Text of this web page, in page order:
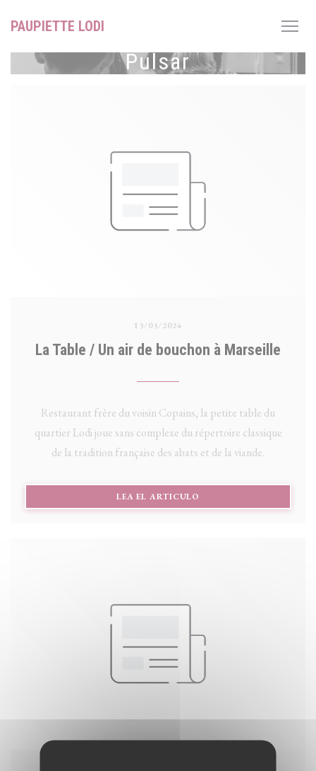
PAUPIETTE LODI
Pulsar
13/03/2024
La Table / Un air de bouchon à Marseille
Restaurant frère du voisin Copains, la petite table du
quartier Lodi joue sans complexe du répertoire classique
de la tradition française des abats et de la viande.
LEA EL ARTICULO